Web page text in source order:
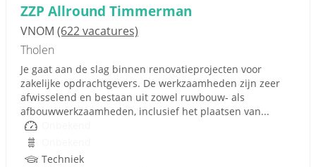
ZZP Allround Timmerman
VNOM (622 vacatures)
Tholen
Je gaat aan de slag binnen renovatieprojecten voor
zakelijke opdrachtgevers. De werkzaamheden zijn zeer
afwisselend en bestaan uit zowel ruwbouw- als
afbouwwerkzaamheden, inclusief het plaatsen van...
Techniek